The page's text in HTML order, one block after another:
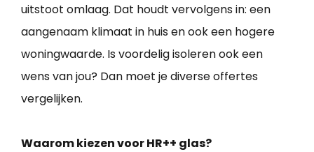
uitstoot omlaag. Dat houdt vervolgens in: een
aangenaam klimaat in huis en ook een hogere
woningwaarde. Is voordelig isoleren ook een
wens van jou? Dan moet je diverse offertes
vergelijken.
Waarom kiezen voor HR++ glas?